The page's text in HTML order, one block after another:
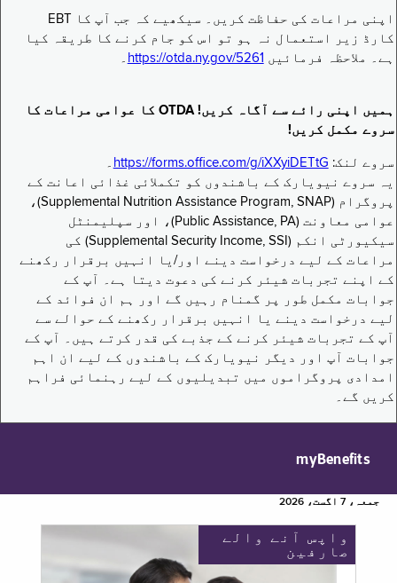
اپنی مراعات کی حفاظت کریں۔ سیکھیے کہ جب آپ کا EBT
کارڈ زیر استعمال نہ ہو تو اس کو جام کرنے کا طریقہ کیا
ہے۔ ملاحظہ فرمائیں https://otda.ny.gov/5261 ۔
ہمیں اپنی رائے سے آگاہ کریں! OTDA کا عوامی مراعات کا
سروے مکمل کریں!
سروے لنک: https://forms.office.com/g/iXXyiDETtG ۔
یہ سروے نیویارک کے باشندوں کو تکملائی غذائی اعانت کے
پروگرام (Supplemental Nutrition Assistance Program, SNAP)،
عوامی معاونت (Public Assistance, PA)، اور سپلیمنٹل
سیکیورٹی انکم (Supplemental Security Income, SSI) کی
مراعات کے لیے درخواست دینے اور/یا انہیں برقرار رکھنے
کے اپنے تجربات شیئر کرنے کی دعوت دیتا ہے۔ آپ کے
جوابات مکمل طور پر گمنام رہیں گے اور ہم ان فوائد کے
لیے درخواست دینے یا انہیں برقرار رکھنے کے حوالے سے
آپ کے تجربات شیئر کرنے کے جذبے کی قدر کرتے ہیں۔ آپ کے
جوابات آپ اور دیگر نیویارک کے باشندوں کے لیے ان اہم
امدادی پروگراموں میں تبدیلیوں کے لیے رہنمائی فراہم
کریں گے۔
myBenefits
جمعہ، 7 اگست، 2026
واپس آنے والے
صارفین